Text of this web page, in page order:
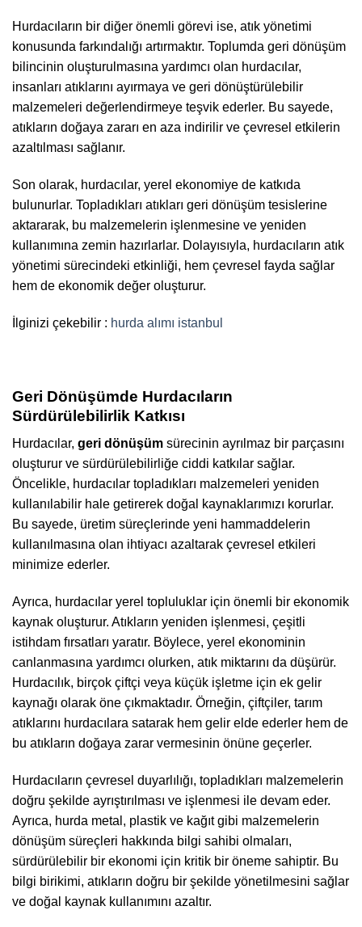
Hurdacıların bir diğer önemli görevi ise, atık yönetimi
konusunda farkındalığı artırmaktır. Toplumda geri dönüşüm
bilincinin oluşturulmasına yardımcı olan hurdacılar,
insanları atıklarını ayırmaya ve geri dönüştürülebilir
malzemeleri değerlendirmeye teşvik ederler. Bu sayede,
atıkların doğaya zararı en aza indirilir ve çevresel etkilerin
azaltılması sağlanır.
Son olarak, hurdacılar, yerel ekonomiye de katkıda
bulunurlar. Topladıkları atıkları geri dönüşüm tesislerine
aktararak, bu malzemelerin işlenmesine ve yeniden
kullanımına zemin hazırlarlar. Dolayısıyla, hurdacıların atık
yönetimi sürecindeki etkinliği, hem çevresel fayda sağlar
hem de ekonomik değer oluşturur.
İlginizi çekebilir : hurda alımı istanbul
Geri Dönüşümde Hurdacıların
Sürdürülebilirlik Katkısı
Hurdacılar, geri dönüşüm sürecinin ayrılmaz bir parçasını
oluşturur ve sürdürülebilirliğe ciddi katkılar sağlar.
Öncelikle, hurdacılar topladıkları malzemeleri yeniden
kullanılabilir hale getirerek doğal kaynaklarımızı korurlar.
Bu sayede, üretim süreçlerinde yeni hammaddelerin
kullanılmasına olan ihtiyacı azaltarak çevresel etkileri
minimize ederler.
Ayrıca, hurdacılar yerel topluluklar için önemli bir ekonomik
kaynak oluşturur. Atıkların yeniden işlenmesi, çeşitli
istihdam fırsatları yaratır. Böylece, yerel ekonominin
canlanmasına yardımcı olurken, atık miktarını da düşürür.
Hurdacılık, birçok çiftçi veya küçük işletme için ek gelir
kaynağı olarak öne çıkmaktadır. Örneğin, çiftçiler, tarım
atıklarını hurdacılara satarak hem gelir elde ederler hem de
bu atıkların doğaya zarar vermesinin önüne geçerler.
Hurdacıların çevresel duyarlılığı, topladıkları malzemelerin
doğru şekilde ayrıştırılması ve işlenmesi ile devam eder.
Ayrıca, hurda metal, plastik ve kağıt gibi malzemelerin
dönüşüm süreçleri hakkında bilgi sahibi olmaları,
sürdürülebilir bir ekonomi için kritik bir öneme sahiptir. Bu
bilgi birikimi, atıkların doğru bir şekilde yönetilmesini sağlar
ve doğal kaynak kullanımını azaltır.